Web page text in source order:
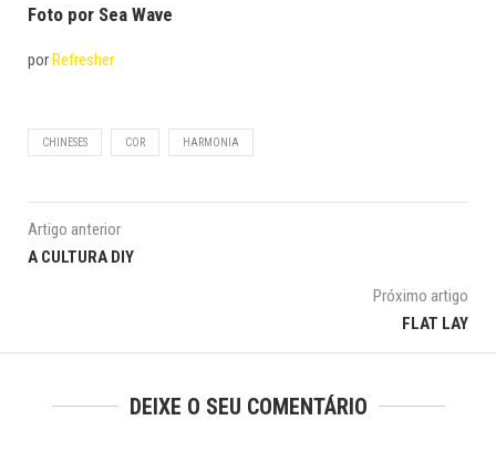
Foto por Sea Wave
porRefresher
CHINESES COR HARMONIA
Artigo anterior
A CULTURA DIY
Próximo artigo
FLAT LAY
DEIXE O SEU COMENTÁRIO